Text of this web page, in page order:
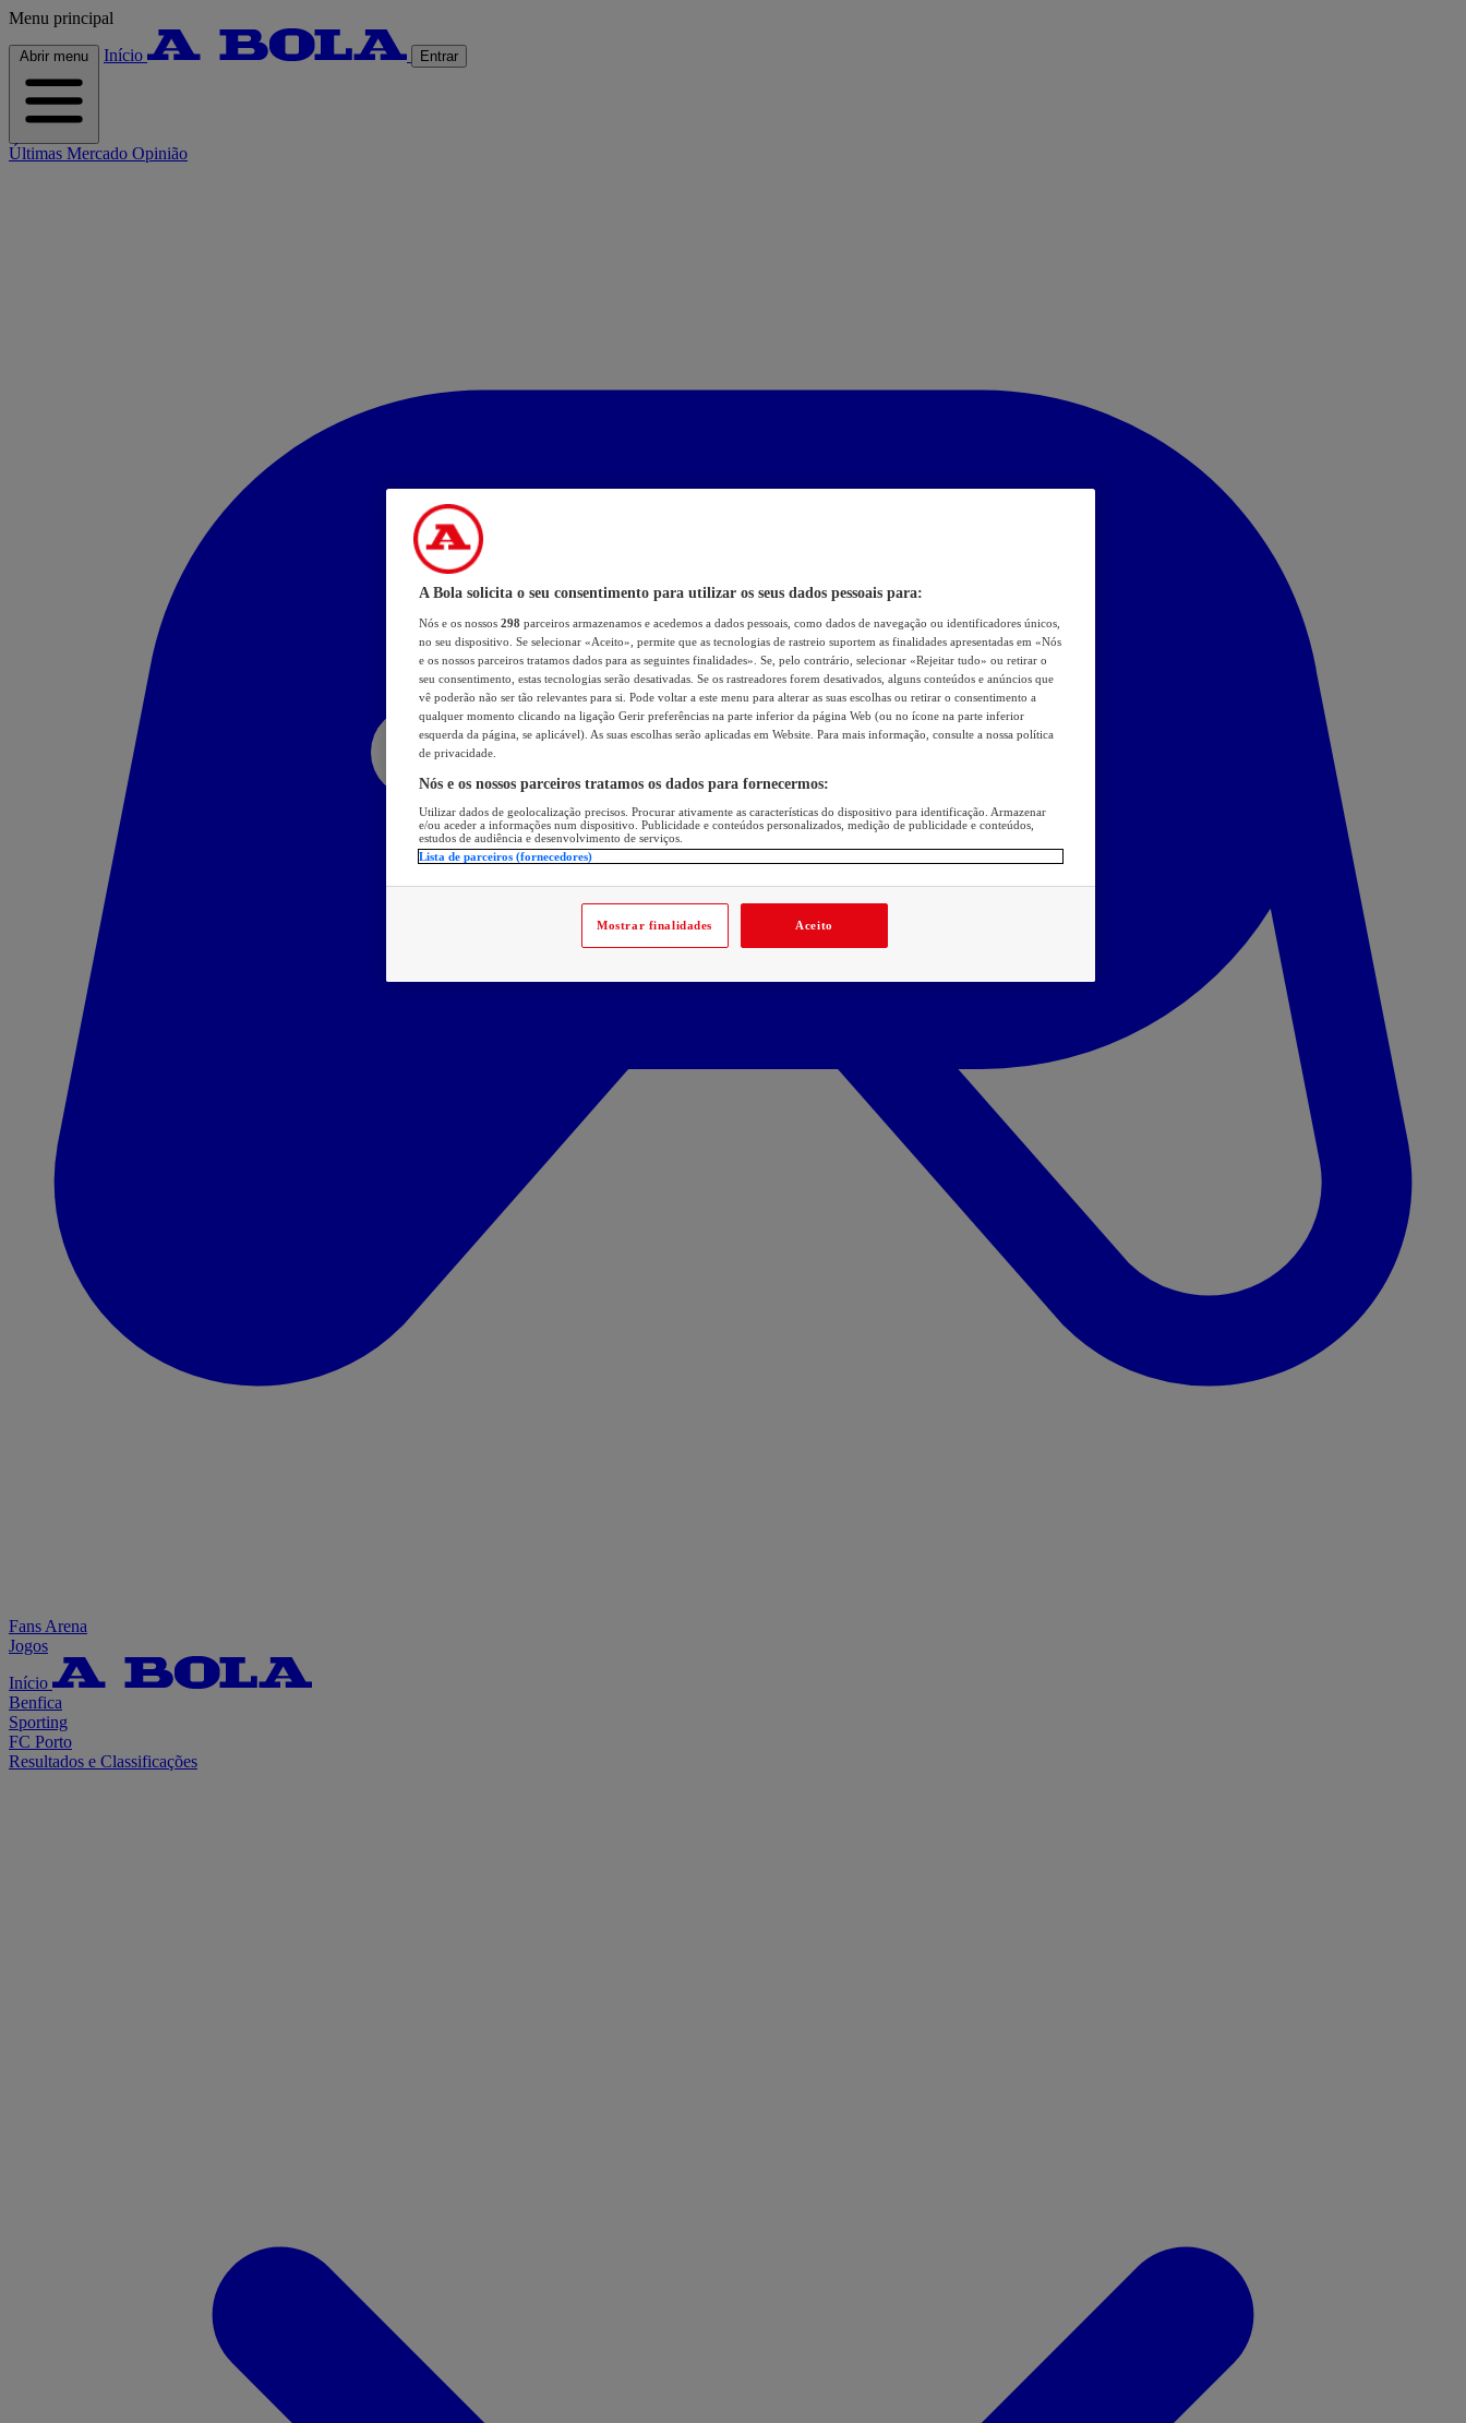
Menu principal
Abrir menu Início Entrar
Últimas Mercado Opinião
Fans Arena
Jogos
Início
Benfica
Sporting
FC Porto
Resultados e Classificações
A Bola solicita o seu consentimento para utilizar os seus dados pessoais para:
Nós e os nossos 298 parceiros armazenamos e acedemos a dados pessoais, como dados de navegação ou identificadores únicos,
no seu dispositivo. Se selecionar «Aceito», permite que as tecnologias de rastreio suportem as finalidades apresentadas em «Nós
e os nossos parceiros tratamos dados para as seguintes finalidades». Se, pelo contrário, selecionar «Rejeitar tudo» ou retirar o
seu consentimento, estas tecnologias serão desativadas. Se os rastreadores forem desativados, alguns conteúdos e anúncios que
vê poderão não ser tão relevantes para si. Pode voltar a este menu para alterar as suas escolhas ou retirar o consentimento a
qualquer momento clicando na ligação Gerir preferências na parte inferior da página Web (ou no ícone na parte inferior
esquerda da página, se aplicável). As suas escolhas serão aplicadas em Website. Para mais informação, consulte a nossa política
de privacidade.
Nós e os nossos parceiros tratamos os dados para fornecermos:
Utilizar dados de geolocalização precisos. Procurar ativamente as características do dispositivo para identificação. Armazenar
e/ou aceder a informações num dispositivo. Publicidade e conteúdos personalizados, medição de publicidade e conteúdos,
estudos de audiência e desenvolvimento de serviços.
Lista de parceiros (fornecedores)
Mostrar finalidades Aceito